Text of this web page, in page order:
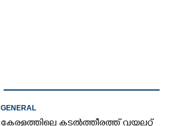
GENERAL
കേരളത്തിലെ കടൽത്തീരത്ത് വയലറ്റ്